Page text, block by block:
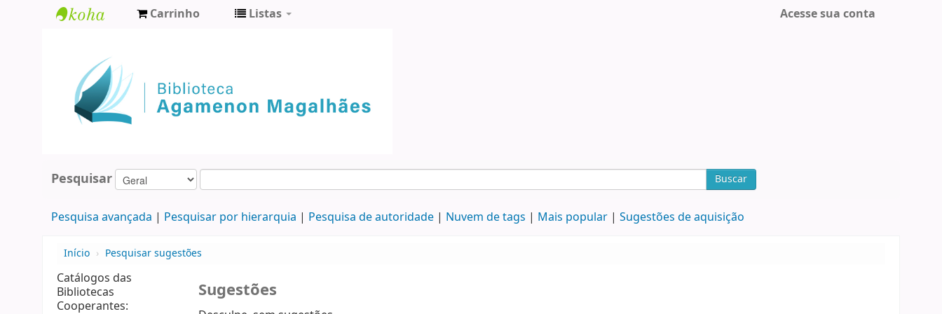
Agamenon
Magalhães
Carrinho Listas Acesse sua conta
Pesquisar Buscar
Pesquisa avançada Pesquisar por hierarquia Pesquisa de autoridade Nuvem de tags Mais popular Sugestões de aquisição
Início › Pesquisar sugestões
Catálogos das
Bibliotecas
Cooperantes:
Sugestões